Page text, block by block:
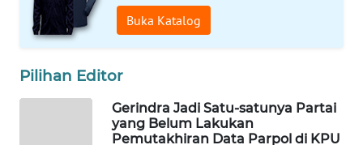
Buka Katalog
Pilihan Editor
Gerindra Jadi Satu-satunya Partai
yang Belum Lakukan
Pemutakhiran Data Parpol di KPU
TAMBANG
NEWS
SITUNGIR
NEWS